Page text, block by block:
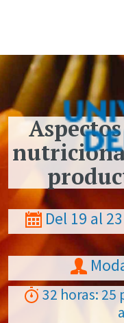
Pasar al contenido
Del 19 al
32 horas: 25